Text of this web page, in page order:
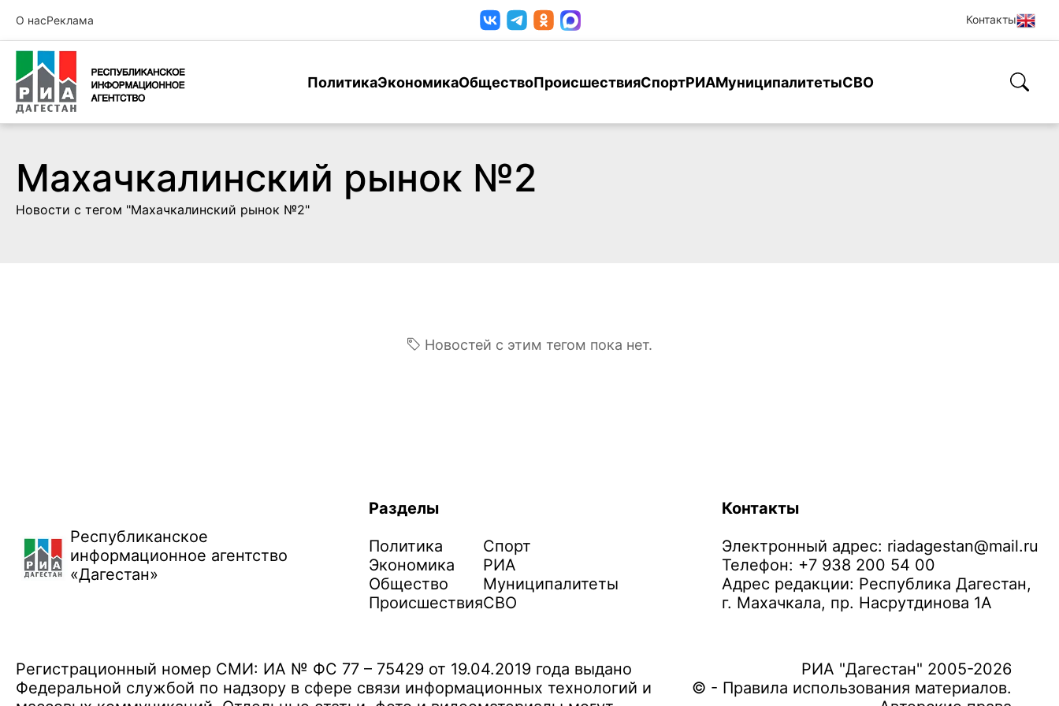
О насРеклама Контакты
ПолитикаЭкономикаОбществоПроисшествияСпортРИАМуниципалитетыСВО
Махачкалинский рынок №2
Новости с тегом "Махачкалинский рынок №2"
Новостей с этим тегом пока нет.
Республиканское
информационное агентство
«Дагестан»
Разделы
Политика
Экономика
Общество
Происшествия
Спорт
РИА
Муниципалитеты
СВО
Контакты
Электронный адрес: riadagestan@mail.ru
Телефон: +7 938 200 54 00
Адрес редакции: Республика Дагестан,
г. Махачкала, пр. Насрутдинова 1А
Регистрационный номер СМИ: ИА № ФС 77 – 75429 от 19.04.2019 года выдано
Федеральной службой по надзору в сфере связи информационных технологий и
РИА "Дагестан" 2005-2026
© - Правила использования материалов.